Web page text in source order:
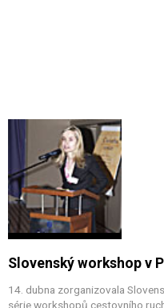
Slovenský workshop v
14. dubna zorganizovala
série workshopů cestovního